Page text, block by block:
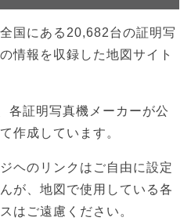
国にある20,682台の証明写
情報を収録した地図サイト
各証明写真機メーカーが公
作成しています。
ヘのリンクはご自由に設定
が、地図で使用している各
はご遠慮ください。